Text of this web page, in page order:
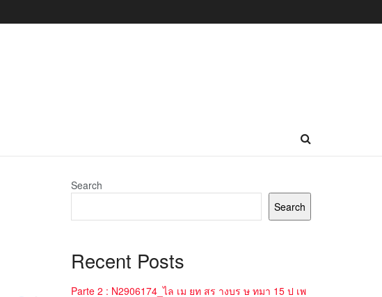
Search
Search
Recent Posts
Parte 2 : N2906174_ไล เม ยท สร างบร ษ ทมา 15 ป เพ